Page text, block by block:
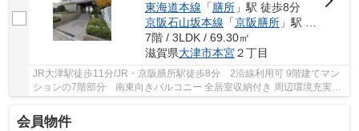
東海道本線 「膳所」駅 徒歩8分
京阪石山坂本線 「京阪膳所」駅 徒歩8分
7階 / 3LDK / 69.30㎡
滋賀県大津市本宮２丁目
JR大津駅徒歩11分/JR・京阪膳所駅徒歩8分 2沿線利用可 9階建てマン
ションの7階部分 南東向きバルコニー 全居室収納付き 周辺環境充実し
会員物件